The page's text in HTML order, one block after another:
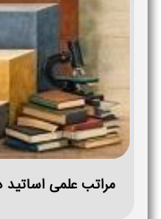
مراتب علمی اساتید